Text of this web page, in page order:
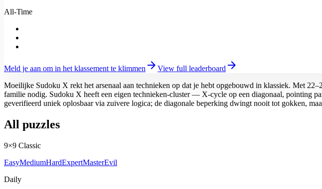
All-Time
Meld je aan om in het klassement te klimmen arrow_forward View full leaderboard arrow_forward
Moeilijke Sudoku X rekt het arsenaal aan technieken op dat je hebt opgebouwd in klassiek. Met
familie nodig. Sudoku X heeft een eigen technieken-cluster — X-cycle op een diagonaal, pointing
geverifieerd uniek oplosbaar via zuivere logica; de diagonale beperking dwingt nooit tot gokken,
All puzzles
9×9 Classic
EasyMediumHardExpertMasterEvil
Daily